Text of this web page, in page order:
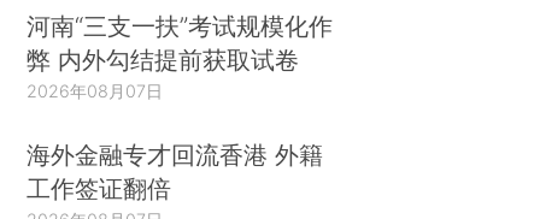
河南“三支一扶”考试规模化作
弊 内外勾结提前获取试卷
2026年08月07日
海外金融专才回流香港 外籍
工作签证翻倍